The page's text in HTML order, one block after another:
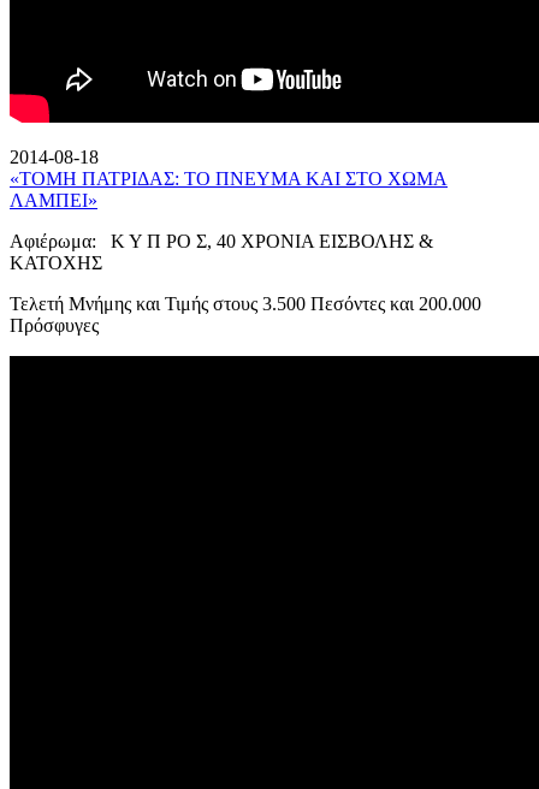
2014-08-18
«ΤΟΜΗ ΠΑΤΡΙΔΑΣ: ΤΟ ΠΝΕΥΜΑ ΚΑΙ ΣΤΟ ΧΩΜΑ
ΛΑΜΠΕΙ»
Αφιέρωμα: Κ Υ Π ΡΟ Σ, 40 ΧΡΟΝΙΑ ΕΙΣΒΟΛΗΣ &
ΚΑΤΟΧΗΣ
Τελετή Μνήμης και Τιμής στους 3.500 Πεσόντες και 200.000
Πρόσφυγες